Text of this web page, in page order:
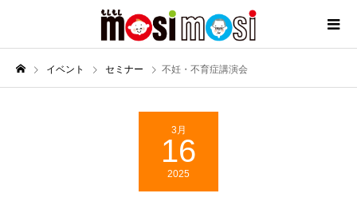
イベント セミナー 不妊・不育症講演会
3月
16
2025